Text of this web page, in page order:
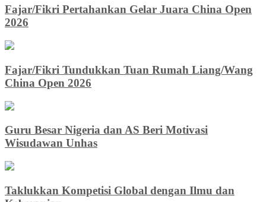
Fajar/Fikri Pertahankan Gelar Juara China Open
2026
Fajar/Fikri Tundukkan Tuan Rumah Liang/Wang
China Open 2026
Guru Besar Nigeria dan AS Beri Motivasi
Wisudawan Unhas
Taklukkan Kompetisi Global dengan Ilmu dan